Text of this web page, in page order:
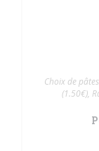
Choix de
(1.50€),